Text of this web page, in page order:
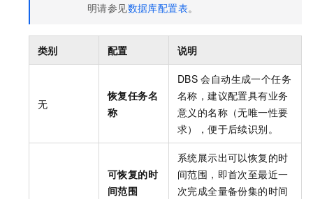
明请参见数据库配置表。
类别 配置 说明
无
恢复任务名
称
DBS 会自动生成一个任务
名称，建议配置具有业务
意义的名称（无唯一性要
求），便于后续识别。
可恢复的时
间范围
系统展示出可以恢复的时
间范围，即首次至最近一
次完成全量备份集的时间